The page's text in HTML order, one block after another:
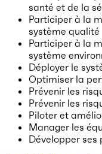
santé et de la
Participer à la
système qualité
Participer à la
système
Déployer le
Optimiser la
Prévenir les
Prévenir les
Piloter et
Manager les
Développer ses